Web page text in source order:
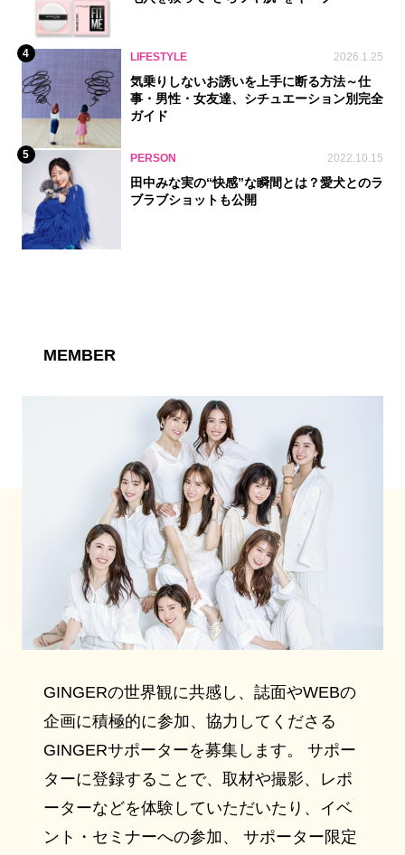
4 LIFESTYLE 2026.1.25
気乗りしないお誘いを上手に断る方法～仕
事・男性・女友達、シチュエーション別完全
ガイド
5 PERSON 2022.10.15
田中みな実の“快感”な瞬間とは？愛犬とのラ
ブラブショットも公開
MEMBER
GINGERの世界観に共感し、誌面やWEBの
企画に積極的に参加、協力してくださる
GINGERサポーターを募集します。 サポー
ターに登録することで、取材や撮影、レポ
ーターなどを体験していただいたり、イベ
ント・セミナーへの参加、 サポーター限定